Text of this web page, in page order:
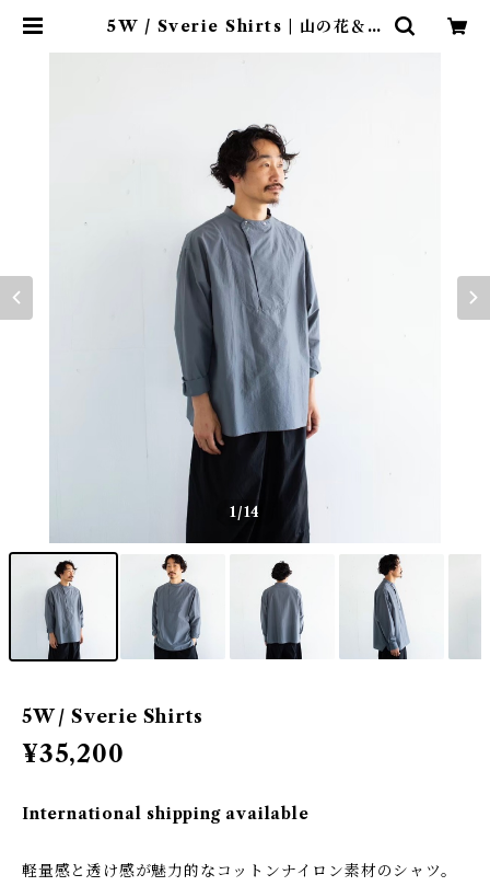
5W / Sverie Shirts | 山の花＆地
1/14
5W / Sverie Shirts
¥35,200
International shipping available
軽量感と透け感が魅力的なコットンナイロン素材のシャツ。